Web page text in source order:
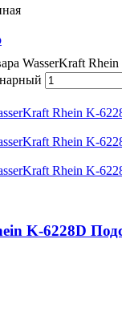
WasserKraft
K-6228D